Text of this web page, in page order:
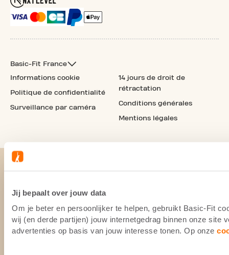
Jij bepaalt over jouw data
Om je beter en persoonlijker te helpen, gebruikt Basic-Fit
wij (en derde partijen) jouw internetgedrag binnen onze site
advertenties op basis van jouw interesse tonen. Op onze
Basic-Fit France
Informations cookie
Politique de confidentialité
Surveillance par caméra
14 jours de droit de
rétractation
Conditions générales
Mentions légales